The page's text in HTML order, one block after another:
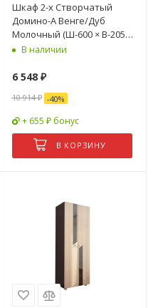
Шкаф 2-х Створчатый
Домино-А Венге/Дуб
Молочный (Ш-600 × В-2050
× Г-323 мм)
В наличии
6 548₽
10 914₽ -40%
+ 655 ₽ бонус
В КОРЗИНУ